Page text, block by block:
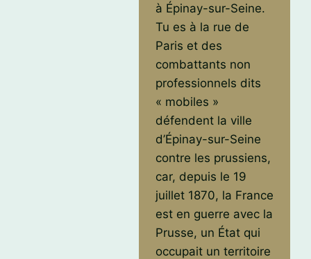
à Épinay-sur-Seine.
Tu es à la rue de
Paris et des
combattants non
professionnels dits
« mobiles »
défendent la ville
d’Épinay-sur-Seine
contre les prussiens,
car, depuis le 19
juillet 1870, la France
est en guerre avec la
Prusse, un État qui
occupait un territoire